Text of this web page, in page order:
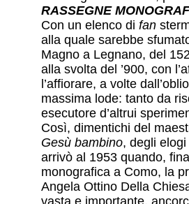
RASSEGNE
Con un elenco di fan
alla quale sarebbe
Magno a Legnano, del
alla svolta del ’900, con
l’affiorare, a volte
massima lode: tanto da
esecutore d’altrui
Così, dimentichi del
Gesù bambino, degli elogi
arrivò al 1953 quando,
monografica a Como, la
Angela Ottino Della
vasta e importante,